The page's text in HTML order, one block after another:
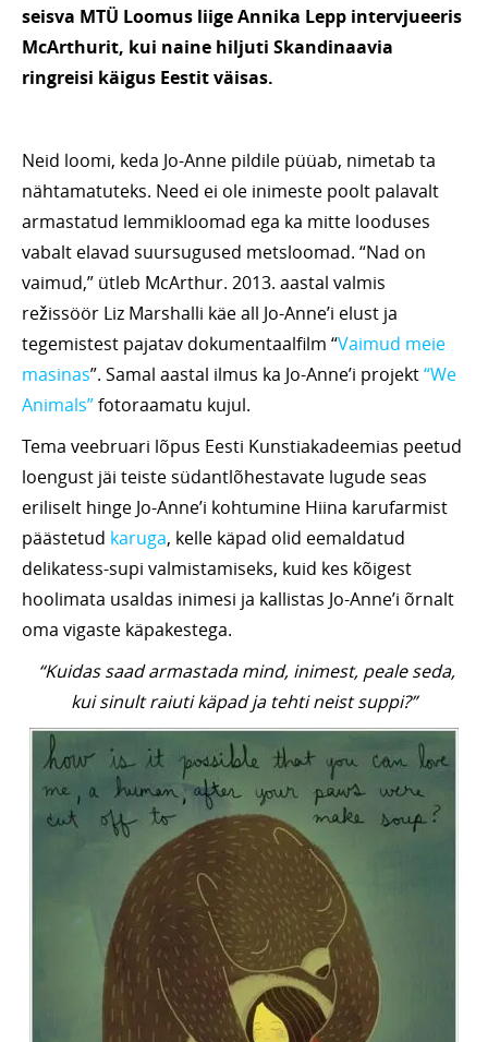
seisva MTÜ Loomus liige Annika Lepp intervjueeris
McArthurit, kui naine hiljuti Skandinaavia
ringreisi käigus Eestit väisas.
Neid loomi, keda Jo-Anne pildile püüab, nimetab ta
nähtamatuteks. Need ei ole inimeste poolt palavalt
armastatud lemmikloomad ega ka mitte looduses
vabalt elavad suursugused metsloomad. “Nad on
vaimud,” ütleb McArthur. 2013. aastal valmis
režissöör Liz Marshalli käe all Jo-Anne’i elust ja
tegemistest pajatav dokumentaalfilm “Vaimud meie
masinas”. Samal aastal ilmus ka Jo-Anne’i projekt“We
Animals”fotoraamatu kujul.
Tema veebruari lõpus Eesti Kunstiakadeemias peetud
loengust jäi teiste südantlõhestavate lugude seas
eriliselt hinge Jo-Anne’i kohtumine Hiina karufarmist
päästetud karuga, kelle käpad olid eemaldatud
delikatess-supi valmistamiseks, kuid kes kõigest
hoolimata usaldas inimesi ja kallistas Jo-Anne’i õrnalt
oma vigaste käpakestega.
“Kuidas saad armastada mind, inimest, peale seda,
kui sinult raiuti käpad ja tehti neist suppi?”